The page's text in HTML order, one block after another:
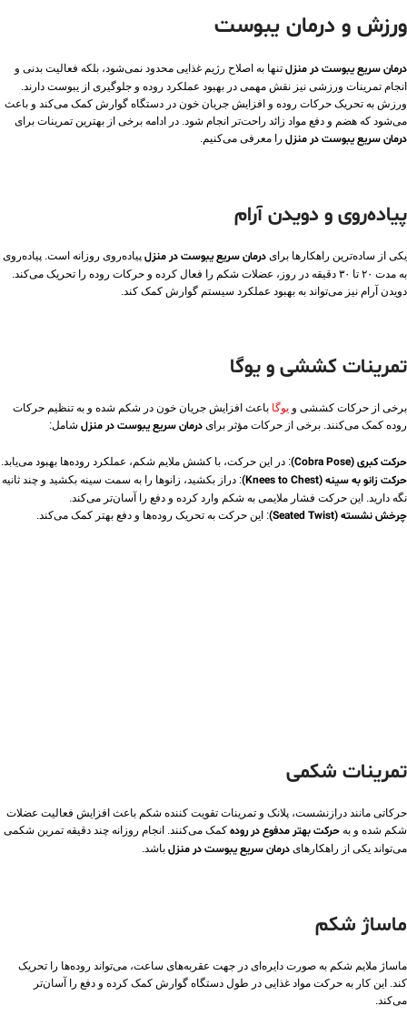
ورزش و درمان یبوست
درمان سریع یبوست در منزل تنها به اصلاح رژیم غذایی محدود نمی‌شود، بلکه فعالیت بدنی و
انجام تمرینات ورزشی نیز نقش مهمی در بهبود عملکرد روده و جلوگیری از یبوست دارند.
ورزش به تحریک حرکات روده و افزایش جریان خون در دستگاه گوارش کمک می‌کند و باعث
می‌شود که هضم و دفع مواد زائد راحت‌تر انجام شود. در ادامه برخی از بهترین تمرینات برای
درمان سریع یبوست در منزل را معرفی می‌کنیم.
پیاده‌روی و دویدن آرام
یکی از ساده‌ترین راهکارها برای درمان سریع یبوست در منزل پیاده‌روی روزانه است. پیاده‌روی
به مدت ۲۰ تا ۳۰ دقیقه در روز، عضلات شکم را فعال کرده و حرکات روده را تحریک می‌کند.
دویدن آرام نیز می‌تواند به بهبود عملکرد سیستم گوارش کمک کند.
تمرینات کششی و یوگا
برخی از حرکات کششی و یوگا باعث افزایش جریان خون در شکم شده و به تنظیم حرکات
روده کمک می‌کنند. برخی از حرکات مؤثر برای درمان سریع یبوست در منزل شامل:
حرکت کبری (Cobra Pose) : در این حرکت، با کشش ملایم شکم، عملکرد روده‌ها بهبود می‌یابد.
حرکت زانو به سینه (Knees to Chest)
: دراز بکشید، زانوها را به سمت سینه بکشید و چند ثانیه
نگه دارید. این حرکت فشار ملایمی به شکم وارد کرده و دفع را آسان‌تر می‌کند.
چرخش نشسته (Seated Twist) : این حرکت به تحریک روده‌ها و دفع بهتر کمک می‌کند.
تمرینات شکمی
حرکاتی مانند درازنشست، پلانک و تمرینات تقویت‌ کننده شکم باعث افزایش فعالیت عضلات
شکم شده و به حرکت بهتر مدفوع در روده کمک می‌کنند. انجام روزانه چند دقیقه تمرین شکمی
می‌تواند یکی از راهکارهای درمان سریع یبوست در منزل باشد.
ماساژ شکم
ماساژ ملایم شکم به صورت دایره‌ای در جهت عقربه‌های ساعت، می‌تواند روده‌ها را تحریک
کند. این کار به حرکت مواد غذایی در طول دستگاه گوارش کمک کرده و دفع را آسان‌تر
می‌کند.